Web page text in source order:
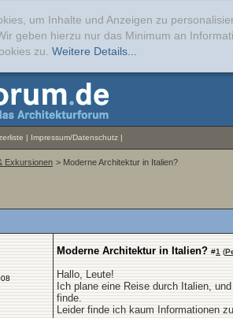
um Inhalte und Anzeigen zu
geben hierzu nur das Minimum an
zu. Weitere Details...
| Impressum/Datenschutz |
Exkursionen > Moderne Architektur in Italien?
Moderne Architektur in Italien? #1 (
Hallo, Leute!
Ich plane eine Reise durch Italien,
finde.
Leider finde ich kaum Informationen